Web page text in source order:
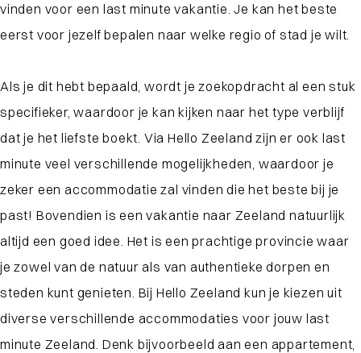
vinden voor een last minute vakantie. Je kan het beste
eerst voor jezelf bepalen naar welke regio of stad je wilt.
Als je dit hebt bepaald, wordt je zoekopdracht al een stuk
specifieker, waardoor je kan kijken naar het type verblijf
dat je het liefste boekt. Via Hello Zeeland zijn er ook last
minute veel verschillende mogelijkheden, waardoor je
zeker een accommodatie zal vinden die het beste bij je
past! Bovendien is een vakantie naar Zeeland natuurlijk
altijd een goed idee. Het is een prachtige provincie waar
je zowel van de natuur als van authentieke dorpen en
steden kunt genieten. Bij Hello Zeeland kun je kiezen uit
diverse verschillende accommodaties voor jouw last
minute Zeeland. Denk bijvoorbeeld aan een appartement,